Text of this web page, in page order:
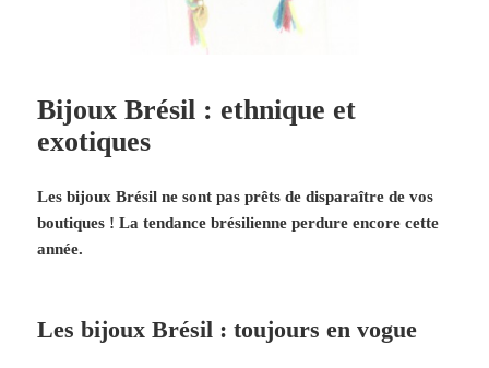
Bijoux Brésil : ethnique et
exotiques
Les bijoux Brésil ne sont pas prêts de disparaître de vos
boutiques ! La tendance brésilienne perdure encore cette
année.
Les bijoux Brésil : toujours en vogue